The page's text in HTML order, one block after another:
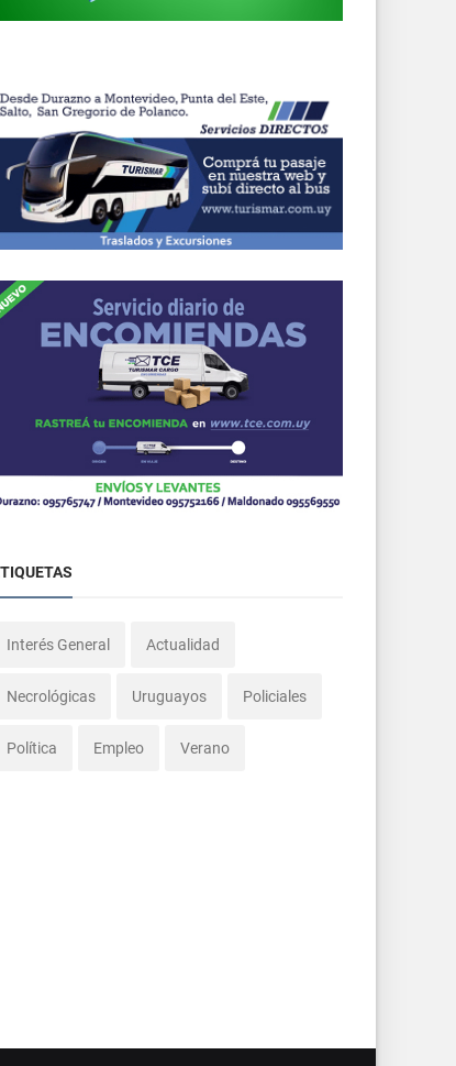
Interés General Actualidad
Necrológicas Uruguayos Policiales
Política Empleo Verano